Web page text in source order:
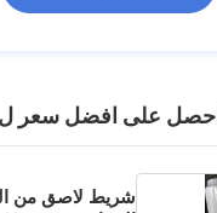
احصل على افضل سعر ل
شريط لاصق من